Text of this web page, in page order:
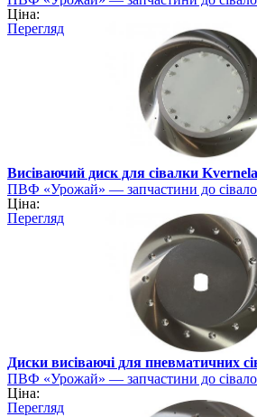
Ціна:
Перегляд
Висіваючий диск для сівалки
ПВФ «Урожай» — запчастини до
Ціна:
Перегляд
Диски висіваючі для пневматичних
ПВФ «Урожай» — запчастини до
Ціна:
Перегляд